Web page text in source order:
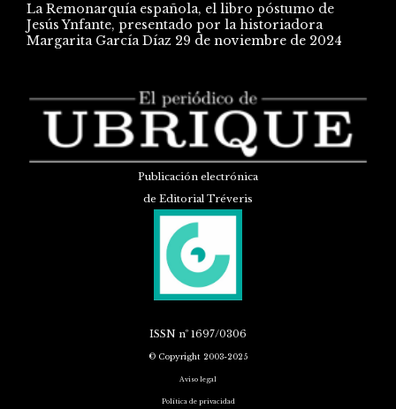
La Remonarquía española, el libro póstumo de
Jesús Ynfante, presentado por la historiadora
Margarita García Díaz 29 de noviembre de 2024
Publicación electrónica
de Editorial Tréveris
ISSN nº 1697/0306
© Copyright 2003-2025
Aviso legal
Política de privacidad